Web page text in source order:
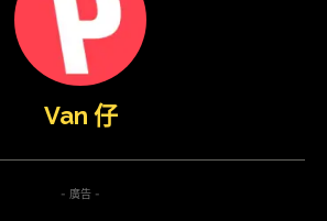
Van 仔
- 廣告 -